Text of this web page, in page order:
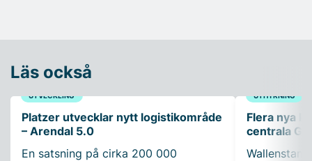
Läs också
UTVECKLING
Platzer utvecklar nytt logistikområde
– Arendal 5.0
En satsning på cirka 200 000
UTHYRNING
Flera nya
centrala